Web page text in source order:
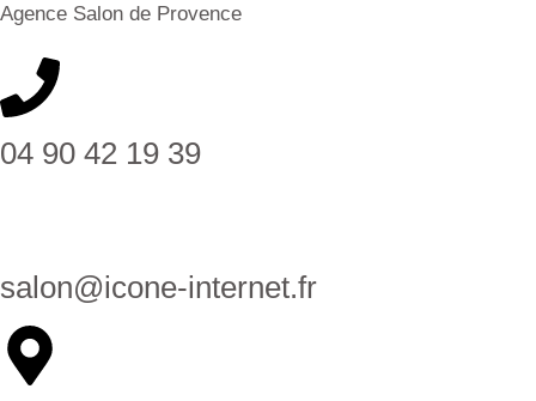
Agence Salon de Provence
04 90 42 19 39
salon@icone-internet.fr